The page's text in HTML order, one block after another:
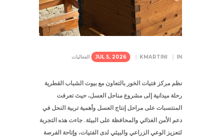
JUL 5, 2026 KMARTINI IN الفعاليات
نظم مركز فتيات الخور بالتعاون معبيوت الشباب القطرية
رحلة ميدانية إلى مشروعمناحل العسل، حيث تعرفت
المنتسبات على مراحل إنتاج العسل وأهمية تربية النحل في
دعم الأمن الغذائي والمحافظة على البيئة. جاءت هذه التجربة
لتعزيز الوعي الزراعي والبيئي لدى الفتيات، وإتاحة الفرصة